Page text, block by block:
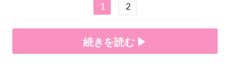
1 2
続きを読む ▶